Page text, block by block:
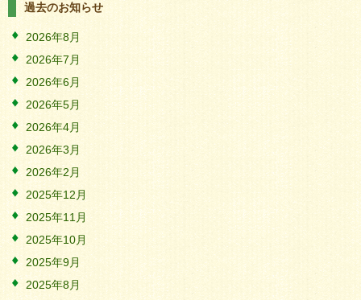
過去のお知らせ
2026年8月
2026年7月
2026年6月
2026年5月
2026年4月
2026年3月
2026年2月
2025年12月
2025年11月
2025年10月
2025年9月
2025年8月